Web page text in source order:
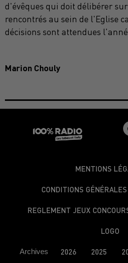
d'évêques qui doit délibérer
rencontrés au sein de l'Eglise
décisions sont attendues
Marion Chouly
MENTIONS
CONDITIONS
REGLEMENT JEUX
LOGO
Archives 2026 2025